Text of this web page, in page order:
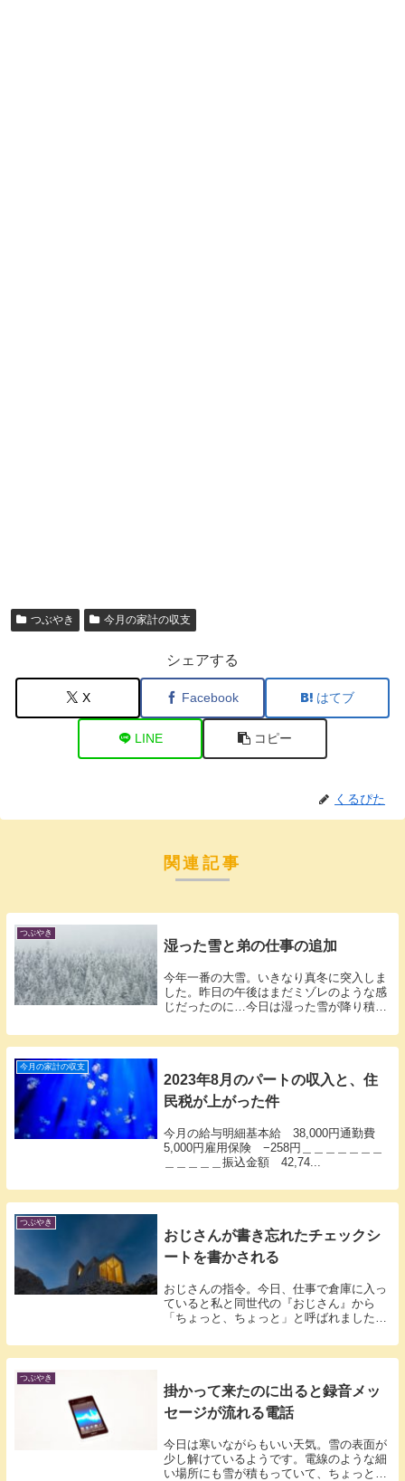
つぶやき 今月の家計の収支
シェアする
X Facebook はてブ
LINE コピー
くるぴた
関連記事
つぶやき
湿った雪と弟の仕事の追加
今年一番の大雪。いきなり真冬に突入しま
した。昨日の午後はまだミゾレのような感
じだったのに…今日は湿った雪が降り積も
今月の家計の収支
2023年8月のパートの収入と、住
民税が上がった件
今月の給与明細基本給 38,000円通勤費
5,000円雇用保険 −258円＿＿＿＿＿＿＿
＿＿＿＿＿振込金額 42,74...
つぶやき
おじさんが書き忘れたチェックシ
ートを書かされる
おじさんの指令。今日、仕事で倉庫に入っ
ていると私と同世代の『おじさん』から
「ちょっと、ちょっと」と呼ばれました。
つぶやき
掛かって来たのに出ると録音メッ
セージが流れる電話
今日は寒いながらもいい天気。雪の表面が
少し解けているようです。電線のような細
い場所にも雪が積もっていて、ちょっと暖